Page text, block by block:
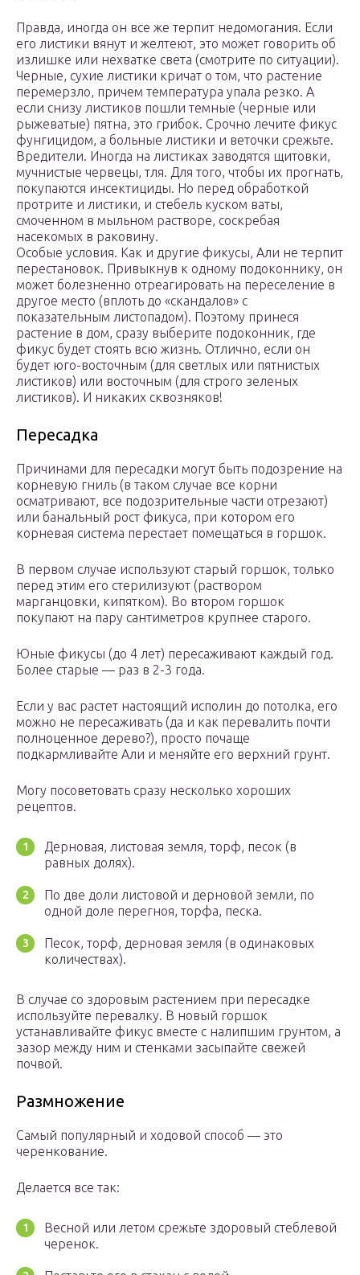
Правда, иногда он все же терпит недомогания. Если
его листики вянут и желтеют, это может говорить об
излишке или нехватке света (смотрите по ситуации).
Черные, сухие листики кричат о том, что растение
перемерзло, причем температура упала резко. А
если снизу листиков пошли темные (черные или
рыжеватые) пятна, это грибок. Срочно лечите фикус
фунгицидом, а больные листики и веточки срежьте.
Вредители. Иногда на листиках заводятся щитовки,
мучнистые червецы, тля. Для того, чтобы их прогнать,
покупаются инсектициды. Но перед обработкой
протрите и листики, и стебель куском ваты,
смоченном в мыльном растворе, соскребая
насекомых в раковину.
Особые условия. Как и другие фикусы, Али не терпит
перестановок. Привыкнув к одному подоконнику, он
может болезненно отреагировать на переселение в
другое место (вплоть до «скандалов» с
показательным листопадом). Поэтому принеся
растение в дом, сразу выберите подоконник, где
фикус будет стоять всю жизнь. Отлично, если он
будет юго-восточным (для светлых или пятнистых
листиков) или восточным (для строго зеленых
листиков). И никаких сквозняков!
Пересадка
Причинами для пересадки могут быть подозрение на
корневую гниль (в таком случае все корни
осматривают, все подозрительные части отрезают)
или банальный рост фикуса, при котором его
корневая система перестает помещаться в горшок.
В первом случае используют старый горшок, только
перед этим его стерилизуют (раствором
марганцовки, кипятком). Во втором горшок
покупают на пару сантиметров крупнее старого.
Юные фикусы (до 4 лет) пересаживают каждый год.
Более старые — раз в 2-3 года.
Если у вас растет настоящий исполин до потолка, его
можно не пересаживать (да и как перевалить почти
полноценное дерево?), просто почаще
подкармливайте Али и меняйте его верхний грунт.
Могу посоветовать сразу несколько хороших
рецептов.
Дерновая, листовая земля, торф, песок (в
равных долях).
По две доли листовой и дерновой земли, по
одной доле перегноя, торфа, песка.
Песок, торф, дерновая земля (в одинаковых
количествах).
В случае со здоровым растением при пересадке
используйте перевалку. В новый горшок
устанавливайте фикус вместе с налипшим грунтом, а
зазор между ним и стенками засыпайте свежей
почвой.
Размножение
Самый популярный и ходовой способ — это
черенкование.
Делается все так:
Весной или летом срежьте здоровый стеблевой
черенок.